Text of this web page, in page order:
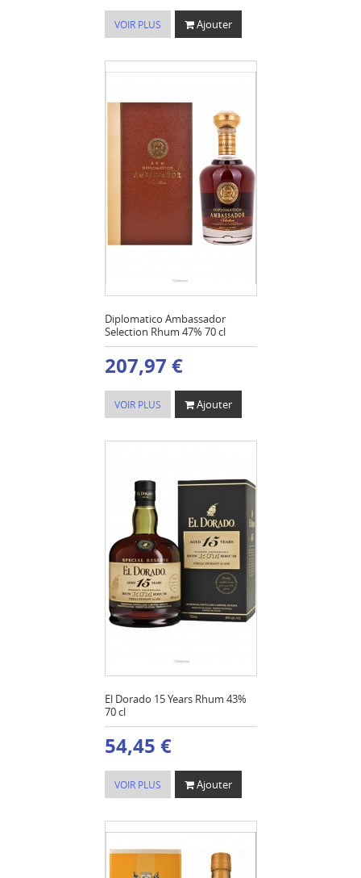
VOIR PLUS Ajouter
Diplomatico Ambassador
Selection Rhum 47% 70 cl
207,97 €
VOIR PLUS Ajouter
El Dorado 15 Years Rhum 43%
70 cl
54,45 €
VOIR PLUS Ajouter